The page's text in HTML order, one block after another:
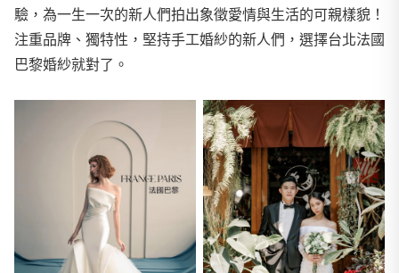
驗，為一生一次的新人們拍出象徵愛情與生活的可親樣貌！
注重品牌、獨特性，堅持手工婚紗的新人們，選擇台北法國
巴黎婚紗就對了。